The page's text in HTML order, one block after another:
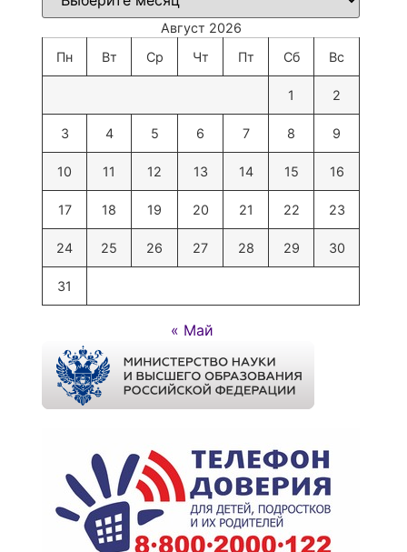
Август 2026
Пн
Вт Ср Чт Пт Сб Вс
1 2
3 4 5 6 7 8 9
10 11 12 13 14 15 16
17 18 19 20 21 22 23
24 25 26 27 28 29 30
31
« Май